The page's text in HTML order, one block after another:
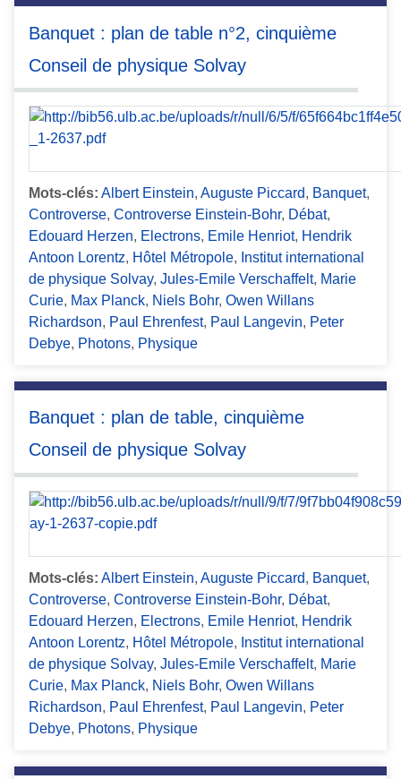
Banquet : plan de table n°2, cinquième
Conseil de physique Solvay
Mots-clés: Albert Einstein, Auguste Piccard, Banquet,
Controverse, Controverse Einstein-Bohr, Débat,
Edouard Herzen, Electrons, Emile Henriot, Hendrik
Antoon Lorentz, Hôtel Métropole, Institut international
de physique Solvay, Jules-Emile Verschaffelt, Marie
Curie, Max Planck, Niels Bohr, Owen Willans
Richardson, Paul Ehrenfest, Paul Langevin, Peter
Debye, Photons, Physique
Banquet : plan de table, cinquième
Conseil de physique Solvay
Mots-clés: Albert Einstein, Auguste Piccard, Banquet,
Controverse, Controverse Einstein-Bohr, Débat,
Edouard Herzen, Electrons, Emile Henriot, Hendrik
Antoon Lorentz, Hôtel Métropole, Institut international
de physique Solvay, Jules-Emile Verschaffelt, Marie
Curie, Max Planck, Niels Bohr, Owen Willans
Richardson, Paul Ehrenfest, Paul Langevin, Peter
Debye, Photons, Physique